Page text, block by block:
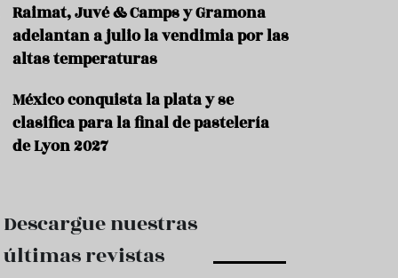
t
e
r
Raimat, Juvé & Camps y Gramona
adelantan a julio la vendimia por las
altas temperaturas
México conquista la plata y se
clasifica para la final de pastelería
de Lyon 2027
Descargue nuestras
últimas revistas